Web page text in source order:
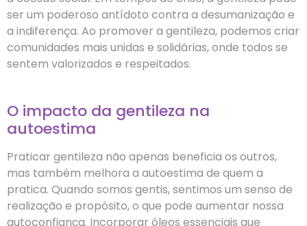
ser um poderoso antídoto contra a desumanização e
a indiferença. Ao promover a gentileza, podemos criar
comunidades mais unidas e solidárias, onde todos se
sentem valorizados e respeitados.
O impacto da gentileza na
autoestima
Praticar gentileza não apenas beneficia os outros,
mas também melhora a autoestima de quem a
pratica. Quando somos gentis, sentimos um senso de
realização e propósito, o que pode aumentar nossa
autoconfiança. Incorporar óleos essenciais que